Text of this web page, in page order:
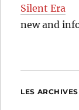
Silent Era
new and
LES ARCHIVES